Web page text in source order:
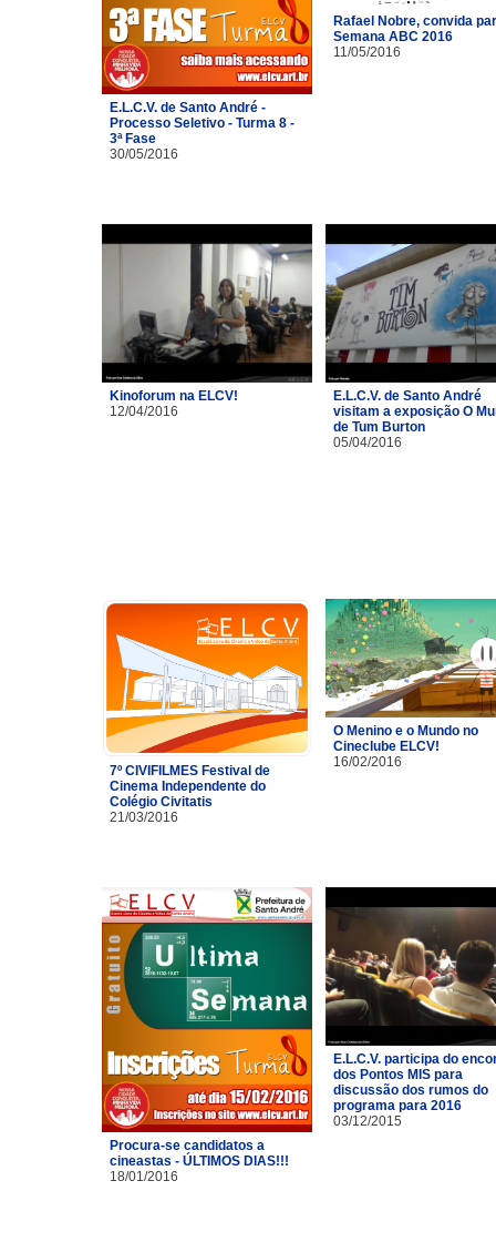
E.L.C.V. de Santo André -
Processo Seletivo - Turma 8 -
3ª Fase
30/05/2016
Rafael Nobre, convida
Semana ABC 2016
11/05/2016
Kinoforum na ELCV!
12/04/2016
E.L.C.V. de Santo André
visitam a exposição O
de Tum Burton
05/04/2016
7º CIVIFILMES Festival de
Cinema Independente do
Colégio Civitatis
21/03/2016
O Menino e o Mundo no
Cineclube ELCV!
16/02/2016
Procura-se candidatos a
cineastas - ÚLTIMOS DIAS!!!
18/01/2016
E.L.C.V. participa do
dos Pontos MIS para
discussão dos rumos do
programa para 2016
03/12/2015